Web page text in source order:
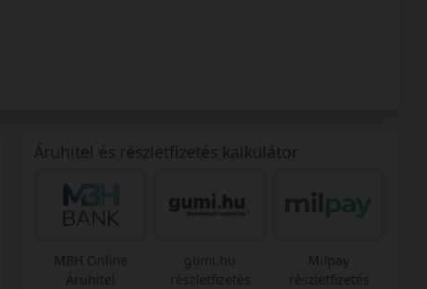
Áruhitel és részletfizetés kalkulátor
MBH Online
Áruhitel
gumi.hu
részletfizetés
Milpay
részletfizetés